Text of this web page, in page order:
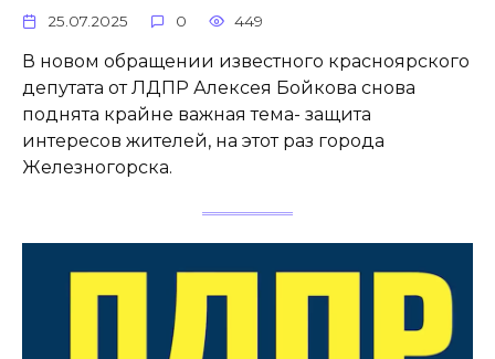
25.07.2025 0 449
В новом обращении известного красноярского
депутата от ЛДПР Алексея Бойкова снова
поднята крайне важная тема- защита
интересов жителей, на этот раз города
Железногорска.